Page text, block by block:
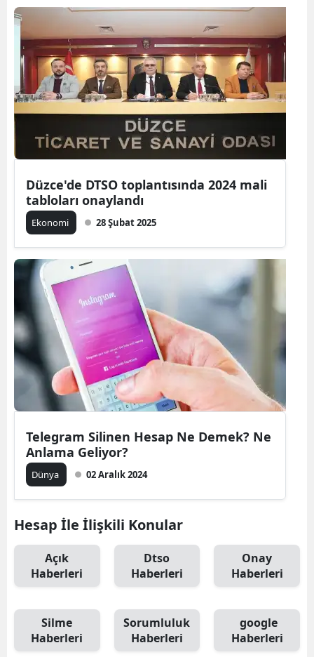
Düzce'de DTSO toplantısında 2024 mali
tabloları onaylandı
Ekonomi 28 Şubat 2025
Telegram Silinen Hesap Ne Demek? Ne
Anlama Geliyor?
Dünya 02 Aralık 2024
Hesap İle İlişkili Konular
Açık
Haberleri
Dtso
Haberleri
Onay
Haberleri
Silme
Haberleri
Sorumluluk
Haberleri
google
Haberleri